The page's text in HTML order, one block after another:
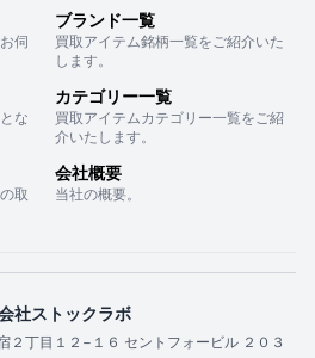
伺
ブランド一覧
買取アイテム銘柄一覧をご紹介いた
します。
な
カテゴリー一覧
買取アイテムカテゴリー一覧をご紹
介いたします。
取
会社概要
当社の概要。
社ストックラボ
丁目１２−１６ セントフォービル ２０３